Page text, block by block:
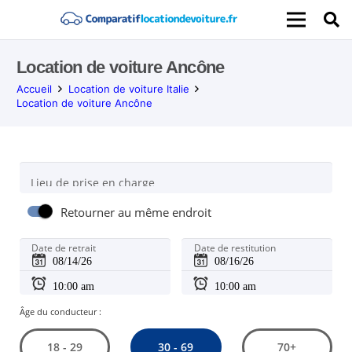
Location de voiture Ancône
Accueil
Location de voiture Italie
Location de voiture Ancône
Lieu de prise en charge
Retourner au même endroit
Date de retrait Date de restitution
Âge du conducteur :
18 - 29 30 - 69 70+